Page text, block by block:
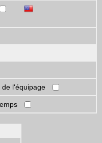
de l'équipage